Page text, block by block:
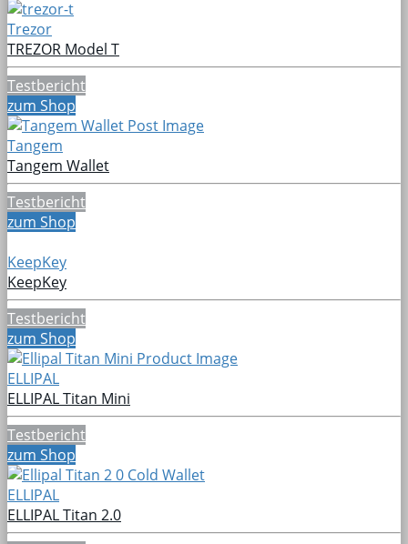
Trezor
TREZOR Model T
Testbericht
zum Shop
Tangem
Tangem Wallet
Testbericht
zum Shop
KeepKey
KeepKey
Testbericht
zum Shop
ELLIPAL
ELLIPAL Titan Mini
Testbericht
zum Shop
ELLIPAL
ELLIPAL Titan 2.0